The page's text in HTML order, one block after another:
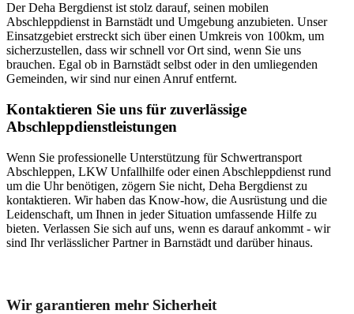
Der Deha Bergdienst ist stolz darauf, seinen mobilen
Abschleppdienst in Barnstädt und Umgebung anzubieten. Unser
Einsatzgebiet erstreckt sich über einen Umkreis von 100km, um
sicherzustellen, dass wir schnell vor Ort sind, wenn Sie uns
brauchen. Egal ob in Barnstädt selbst oder in den umliegenden
Gemeinden, wir sind nur einen Anruf entfernt.
Kontaktieren Sie uns für zuverlässige
Abschleppdienstleistungen
Wenn Sie professionelle Unterstützung für Schwertransport
Abschleppen, LKW Unfallhilfe oder einen Abschleppdienst rund
um die Uhr benötigen, zögern Sie nicht, Deha Bergdienst zu
kontaktieren. Wir haben das Know-how, die Ausrüstung und die
Leidenschaft, um Ihnen in jeder Situation umfassende Hilfe zu
bieten. Verlassen Sie sich auf uns, wenn es darauf ankommt - wir
sind Ihr verlässlicher Partner in Barnstädt und darüber hinaus.
Wir garantieren mehr Sicherheit